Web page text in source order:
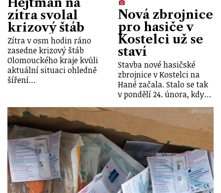
zítra svolal
krizový štáb
Zítra v osm hodin ráno
zasedne krizový štáb
Olomouckého kraje kvůli
aktuální situaci ohledně
šíření…
Nová zbrojnice
pro hasiče v
Kostelci už se
staví
Stavba nové hasičské
zbrojnice v Kostelci na
Hané začala. Stalo se tak
v pondělí 24. února, kdy…